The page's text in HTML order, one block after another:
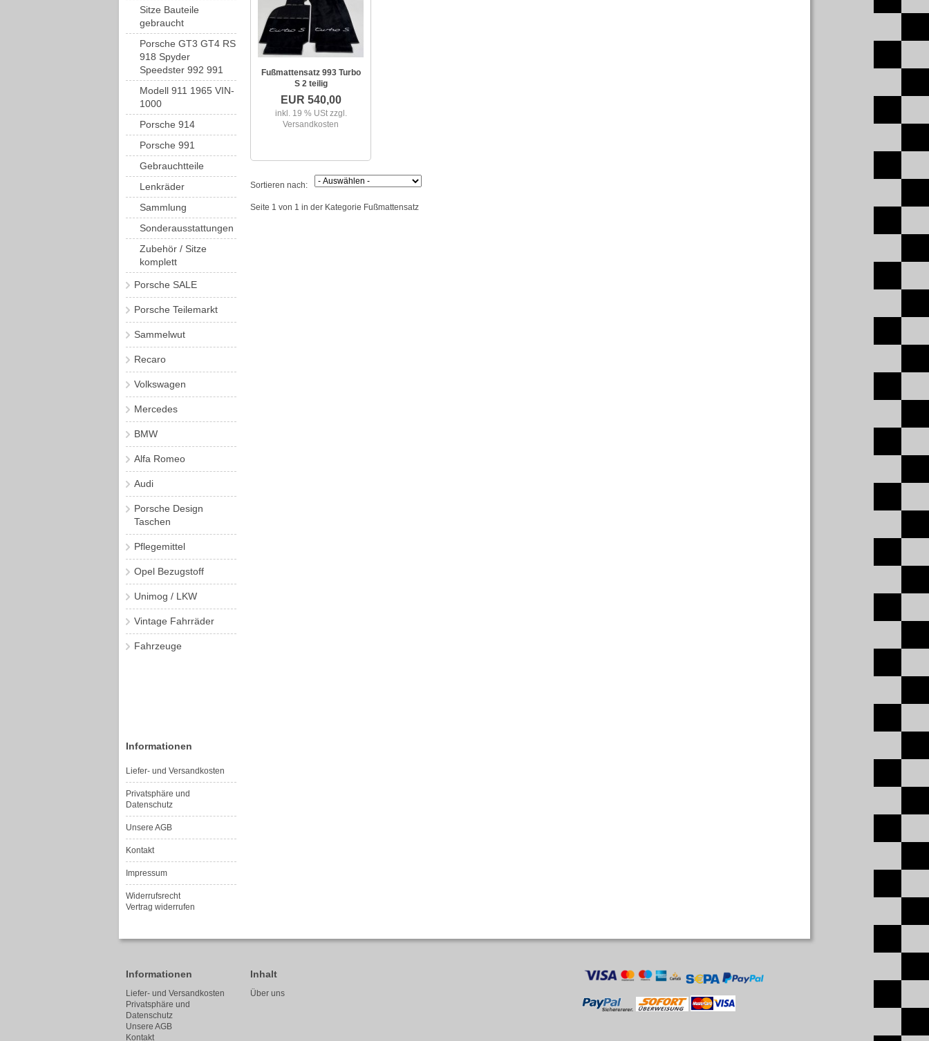
Sitze Bauteile
gebraucht
Porsche GT3 GT4 RS
918 Spyder
Speedster 992 991
Modell 911 1965 VIN-
1000
Porsche 914
Porsche 991
Gebrauchtteile
Lenkräder
Sammlung
Sonderausstattungen
Zubehör / Sitze
komplett
Porsche SALE
Porsche Teilemarkt
Sammelwut
Recaro
Volkswagen
Mercedes
BMW
Alfa Romeo
Audi
Porsche Design
Taschen
Pflegemittel
Opel Bezugstoff
Unimog / LKW
Vintage Fahrräder
Fahrzeuge
Informationen
Liefer- und Versandkosten
Privatsphäre und
Datenschutz
Unsere AGB
Kontakt
Impressum
Widerrufsrecht
Vertrag widerrufen
Fußmattensatz 993 Turbo
S 2 teilig
EUR 540,00
inkl. 19 % USt zzgl.
Versandkosten
Sortieren nach:
Seite 1 von 1 in der Kategorie Fußmattensatz
Informationen
Liefer- und Versandkosten
Privatsphäre und
Datenschutz
Unsere AGB
Kontakt
Inhalt
Über uns